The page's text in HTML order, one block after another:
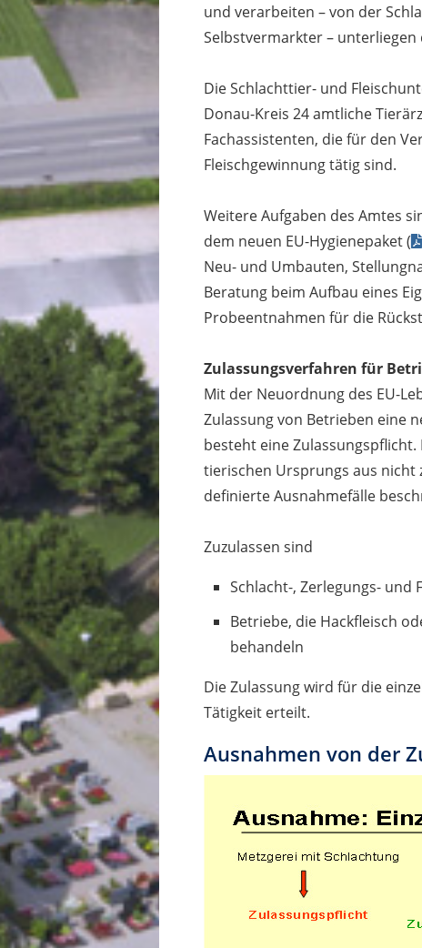
und verarbeiten – von der
Selbstvermarkter – unterliegen
Die Schlachttier- und
Donau-Kreis 24 amtliche
Fachassistenten, die für den
Fleischgewinnung tätig sind.
Weitere Aufgaben des Amtes
dem neuen EU-Hygienepaket (
Neu- und Umbauten,
Beratung beim Aufbau eines
Probeentnahmen für die
Zulassungsverfahren für
Mit der Neuordnung des EU-
Zulassung von Betrieben eine
besteht eine
tierischen Ursprungs aus nicht
definierte Ausnahmefälle
Zuzulassen sind
Schlacht-, Zerlegungs-
Betriebe, die Hackfleisch
behandeln
Die Zulassung wird für die
Tätigkeit erteilt.
Ausnahmen von der